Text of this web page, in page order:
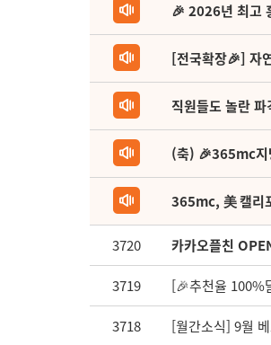
🎉 2026년 최고
[전국확장🎉] 자
직원들도 놀란
(축) 🎉365mc지
365mc, 美 캘리
3720 카카오플친
3719 [🎉추천율 100%
3718 [월간소식] 9월